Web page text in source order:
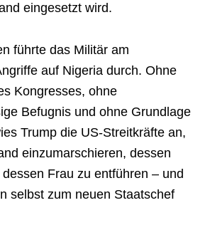
eingesetzt wird.
führte das Militär am
auf Nigeria durch. Ohne
Kongresses, ohne
Befugnis und ohne Grundlage
Trump die US-Streitkräfte an,
einzumarschieren, dessen
Frau zu entführen – und
selbst zum neuen Staatschef